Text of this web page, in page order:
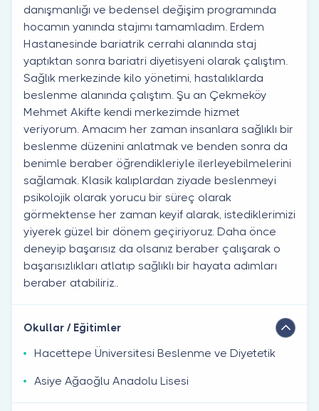
danışmanlığı ve bedensel değişim programında
hocamın yanında stajımı tamamladım. Erdem
Hastanesinde bariatrik cerrahi alanında staj
yaptıktan sonra bariatri diyetisyeni olarak çalıştım.
Sağlık merkezinde kilo yönetimi, hastalıklarda
beslenme alanında çalıştım. Şu an Çekmeköy
Mehmet Akifte kendi merkezimde hizmet
veriyorum. Amacım her zaman insanlara sağlıklı bir
beslenme düzenini anlatmak ve benden sonra da
benimle beraber öğrendikleriyle ilerleyebilmelerini
sağlamak. Klasik kalıplardan ziyade beslenmeyi
psikolojik olarak yorucu bir süreç olarak
görmektense her zaman keyif alarak, istediklerimizi
yiyerek güzel bir dönem geçiriyoruz. Daha önce
deneyip başarısız da olsanız beraber çalışarak o
başarısızlıkları atlatıp sağlıklı bir hayata adımları
beraber atabiliriz..
Okullar / Eğitimler
Hacettepe Üniversitesi Beslenme ve Diyetetik
Asiye Ağaoğlu Anadolu Lisesi